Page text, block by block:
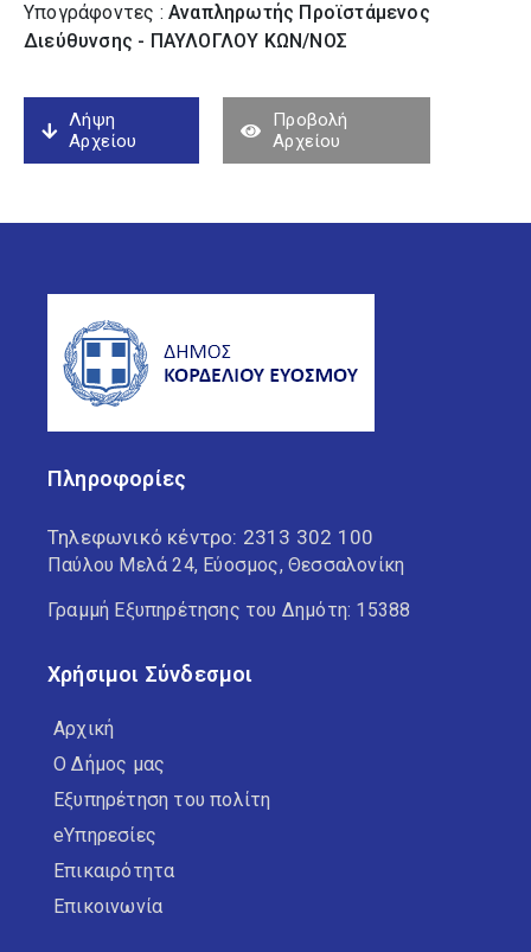
Υπογράφοντες : Αναπληρωτής Προϊστάμενος
Διεύθυνσης - ΠΑΥΛΟΓΛΟΥ ΚΩΝ/ΝΟΣ
Λήψη
Αρχείου
Προβολή
Αρχείου
Πληροφορίες
Τηλεφωνικό κέντρο: 2313 302 100
Παύλου Μελά 24, Εύοσμος, Θεσσαλονίκη
Γραμμή Εξυπηρέτησης του Δημότη: 15388
Χρήσιμοι Σύνδεσμοι
Αρχική
Ο Δήμος μας
Εξυπηρέτηση του πολίτη
eΥπηρεσίες
Επικαιρότητα
Επικοινωνία